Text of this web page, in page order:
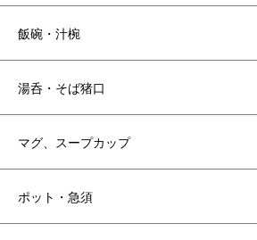
飯碗・汁椀
湯呑・そば猪口
マグ、スープカップ
ポット・急須